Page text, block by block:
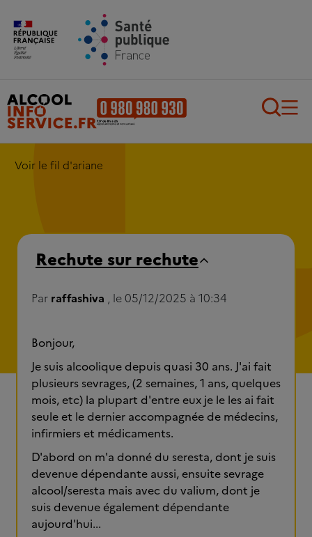
Aller au contenu principal
Voir le fil d'ariane
Rechute sur rechute
Par raffashiva , le 05/12/2025 à 10:34
Bonjour,
Je suis alcoolique depuis quasi 30 ans. J'ai fait
plusieurs sevrages, (2 semaines, 1 ans, quelques
mois, etc) la plupart d'entre eux je le les ai fait
seule et le dernier accompagnée de médecins,
infirmiers et médicaments.
D'abord on m'a donné du seresta, dont je suis
devenue dépendante aussi, ensuite sevrage
alcool/seresta mais avec du valium, dont je
suis devenue également dépendante
aujourd'hui...